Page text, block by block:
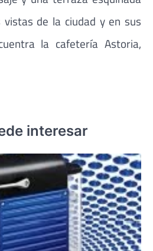
de la ciudad y en sus
la cafetería Astoria,
interesar